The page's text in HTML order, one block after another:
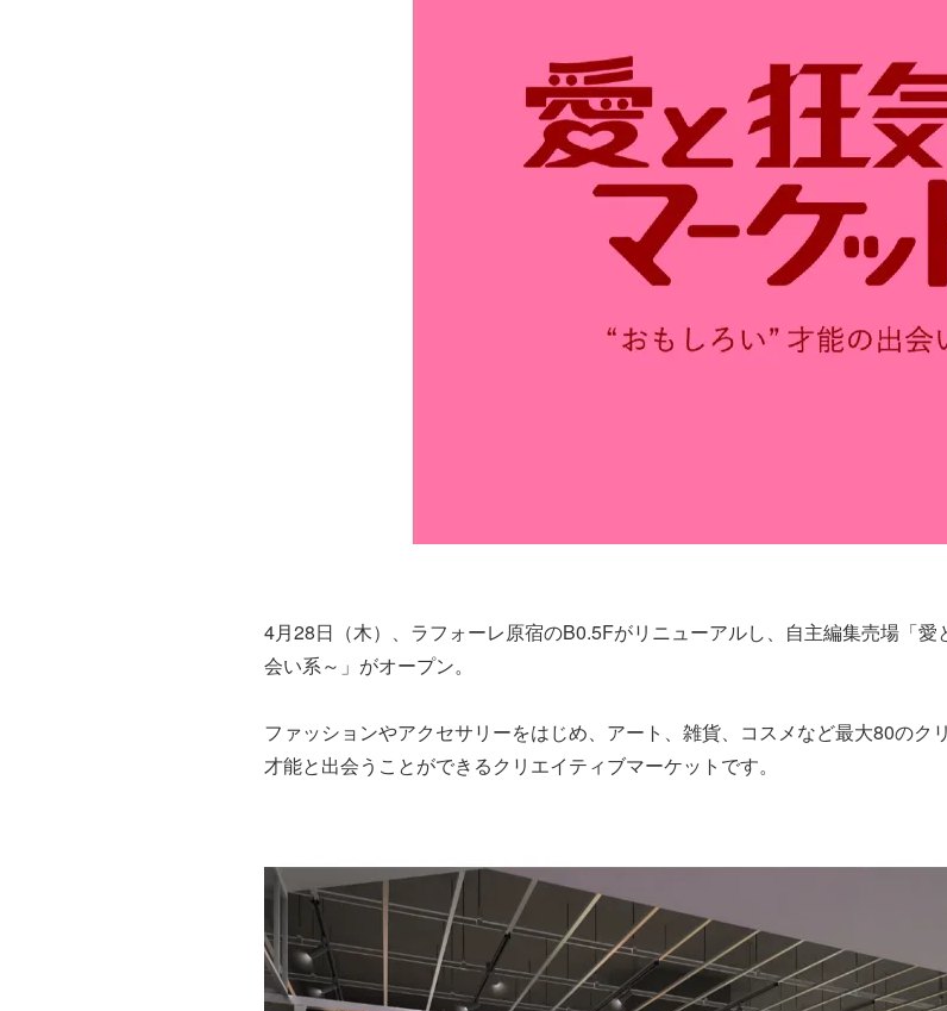
4月28日（木）、ラフォーレ原宿のB0.5Fがリニューアルし、自主編集売場「
会い系～」がオープン。
ファッションやアクセサリーをはじめ、アート、雑貨、コスメなど最大80のク
才能と出会うことができるクリエイティブマーケットです。